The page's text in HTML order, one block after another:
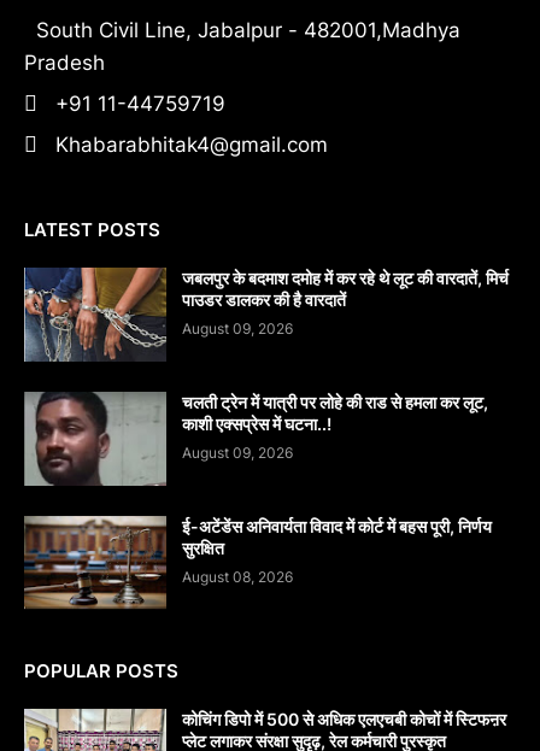
South Civil Line, Jabalpur - 482001,Madhya
Pradesh
+91 11-44759719
Khabarabhitak4@gmail.com
LATEST POSTS
जबलपुर के बदमाश दमोह में कर रहे थे लूट की वारदातें, मिर्च
पाउडर डालकर की है वारदातें
August 09, 2026
चलती ट्रेन में यात्री पर लोहे की राड से हमला कर लूट,
काशी एक्सप्रेस में घटना..!
August 09, 2026
​ई-अटेंडेंस अनिवार्यता विवाद में कोर्ट में बहस पूरी, निर्णय
सुरक्षित
August 08, 2026
POPULAR POSTS
कोचिंग डिपो में 500 से अधिक एलएचबी कोचों में स्टिफऩर
प्लेट लगाकर संरक्षा सुदृढ़, रेल कर्मचारी पुरस्कृत